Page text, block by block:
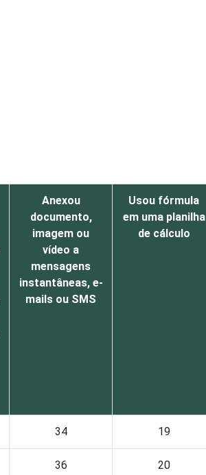
Anexou
documento,
imagem ou
vídeo a
mensagens
instantâneas, e-
mails ou SMS
Usou fórmula
em uma planilha
de cálculo
34 19
36 20